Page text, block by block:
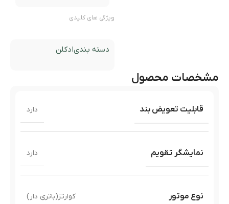
ویژگی های کلیدی
دسته بندیادکلن
مشخصات محصول
قابلیت تعویض بند دارد
نمایشگر تقویم دارد
نوع موتور کوارتز(باتری دار)